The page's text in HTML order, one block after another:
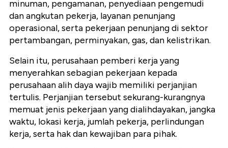
minuman, pengamanan, penyediaan pengemudi
dan angkutan pekerja, layanan penunjang
operasional, serta pekerjaan penunjang di sektor
pertambangan, perminyakan, gas, dan kelistrikan.
Selain itu, perusahaan pemberi kerja yang
menyerahkan sebagian pekerjaan kepada
perusahaan alih daya wajib memiliki perjanjian
tertulis. Perjanjian tersebut sekurang-kurangnya
memuat jenis pekerjaan yang dialihdayakan, jangka
waktu, lokasi kerja, jumlah pekerja, perlindungan
kerja, serta hak dan kewajiban para pihak.